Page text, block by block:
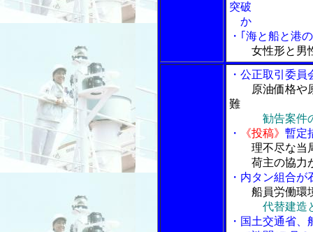
突破
か
・｢海と船と港
女性形と男
・公正取引委
原油価格や
難
勧告案件
・
《投稿》 暫定
理不尽な当
荷主の協力
・内タン組合
船員労働環
代替建造
・国土交通省